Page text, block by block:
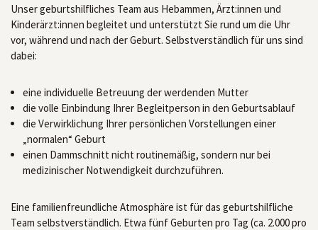
Unser geburtshilfliches Team aus Hebammen, Ärzt:innen und
Kinderärzt:innen begleitet und unterstützt Sie rund um die Uhr
vor, während und nach der Geburt. Selbstverständlich für uns sind
dabei:
eine individuelle Betreuung der werdenden Mutter
die volle Einbindung Ihrer Begleitperson in den Geburtsablauf
die Verwirklichung Ihrer persönlichen Vorstellungen einer
„normalen“ Geburt
einen Dammschnitt nicht routinemäßig, sondern nur bei
medizinischer Notwendigkeit durchzuführen.
Eine familienfreundliche Atmosphäre ist für das geburtshilfliche
Team selbstverständlich. Etwa fünf Geburten pro Tag (ca. 2.000 pro